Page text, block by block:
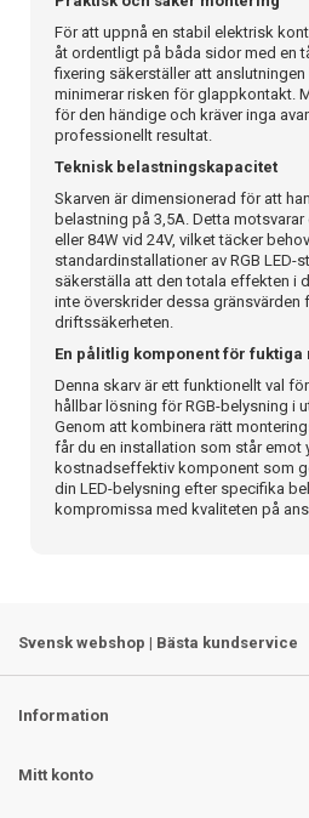
För att uppnå en stabil elektrisk
åt ordentligt på båda sidor med en
fixering säkerställer att
minimerar risken för glappkontakt.
för den händige och kräver inga
professionellt resultat.
Teknisk belastningskapacitet
Skarven är dimensionerad för att
belastning på 3,5A. Detta
eller 84W vid 24V, vilket täcker
standardinstallationer av RGB LED-
säkerställa att den totala effekten i
inte överskrider dessa gränsvärden
driftssäkerheten.
En pålitlig komponent för fuktiga
Denna skarv är ett funktionellt val
hållbar lösning för RGB-belysning i
Genom att kombinera rätt
får du en installation som står emot
kostnadseffektiv komponent som
din LED-belysning efter specifika
kompromissa med kvaliteten på
Svensk webshop | Bästa kundservice
Information
Mitt konto